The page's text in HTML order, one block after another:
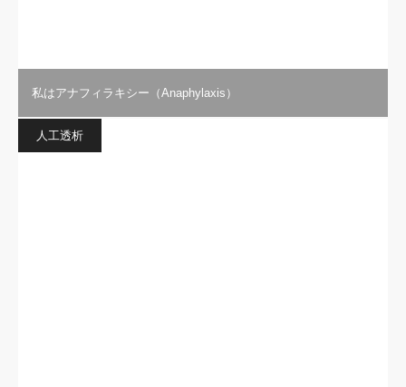
私はアナフィラキシー（Anaphylaxis）
人工透析